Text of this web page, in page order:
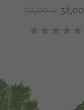
32,00